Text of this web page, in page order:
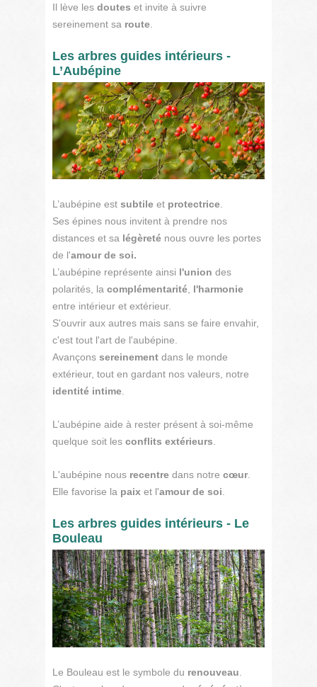
Il lève les doutes et invite à suivre
sereinement sa route
Les arbres guides intérieurs -
L’Aubépine
L’aubépine est subtile et protectrice
Ses épines nous invitent à prendre nos
distances et sa légèreté nous ouvre les portes
de l'amour de soi.
L’aubépine représente ainsi l'union des
polarités, la complémentarité l'harmonie
entre intérieur et extérieur.
S'ouvrir aux autres mais sans se faire envahir,
c'est tout l'art de l'aubépine.
Avançons sereinement dans le monde
extérieur, tout en gardant nos valeurs, notre
identité intime
L’aubépine aide à rester présent à soi-même
quelque soit les conflits extérieurs
L'aubépine nous recentre dans notre cœur.
Elle favorise la paix et l'amour de soi
Les arbres guides intérieurs - Le
Bouleau
Le Bouleau est le symbole du renouveau